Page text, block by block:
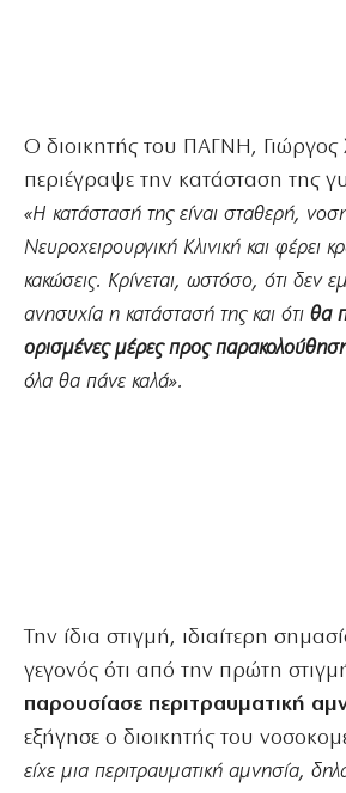
Ο διοικητής του ΠΑΓΝΗ, Γιώργος
περιέγραψε την κατάσταση της
«Η κατάστασή της είναι σταθερή,
Νευροχειρουργική Κλινική και φέρει
κακώσεις. Κρίνεται, ωστόσο, ότι δεν
ανησυχία η κατάστασή της και ότι θα
ορισμένες μέρες προς
όλα θα πάνε καλά».
Την ίδια στιγμή, ιδιαίτερη
γεγονός ότι από την πρώτη
παρουσίασε περιτραυματική
εξήγησε ο διοικητής του
είχε μια περιτραυματική αμνησία,